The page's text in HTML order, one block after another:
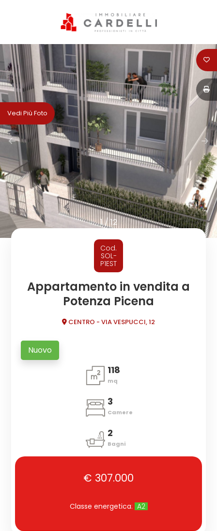
1 / 12
Vedi Più Foto
Cod.
SOL-
P1EST
Appartamento in vendita a
Potenza Picena
CENTRO - VIA VESPUCCI, 12
Nuovo
118
mq
3
Camere
2
Bagni
€ 307.000
Classe energetica: A2
PERCHÈ
SCEGLIERE
CARDELLI
IMMOBILIARE
SERVIZI
VENDITA
AFFITTI
CONTATTI
Contratto
Qualsiasi
Vendita
Affitto
Scegli
dove
cercare
Tipologia
Commerciali